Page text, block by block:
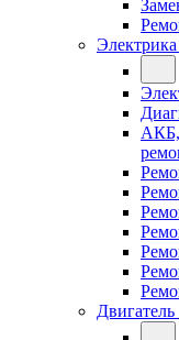
АКБ,
Двигатель